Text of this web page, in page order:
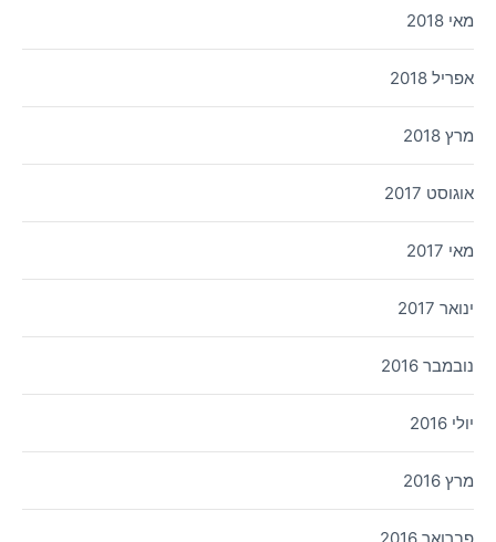
מאי 2018
אפריל 2018
מרץ 2018
אוגוסט 2017
מאי 2017
ינואר 2017
נובמבר 2016
יולי 2016
מרץ 2016
פברואר 2016